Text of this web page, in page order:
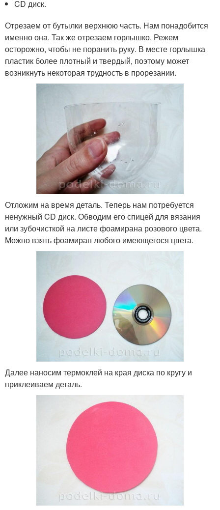
CD диск.
Отрезаем от бутылки верхнюю часть. Нам понадобится
именно она. Так же отрезаем горлышко. Режем
осторожно, чтобы не поранить руку. В месте горлышка
пластик более плотный и твердый, поэтому может
возникнуть некоторая трудность в прорезании.
Отложим на время деталь. Теперь нам потребуется
ненужный CD диск. Обводим его спицей для вязания
или зубочисткой на листе фоамирана розового цвета.
Можно взять фоамиран любого имеющегося цвета.
Далее наносим термоклей на края диска по кругу и
приклеиваем деталь.